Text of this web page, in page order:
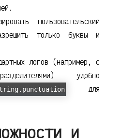
пользовательский
только буквы и
логов (например, с
удобно
для
и